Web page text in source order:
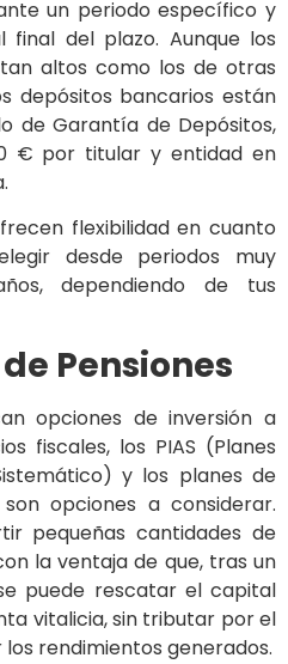
un periodo específico y
final del plazo. Aunque los
altos como los de otras
depósitos bancarios están
de Garantía de Depósitos,
€ por titular y entidad en
flexibilidad en cuanto
desde periodos muy
dependiendo de tus
Pensiones
opciones de inversión a
fiscales, los PIAS (Planes
y los planes de
opciones a considerar.
pequeñas cantidades de
la ventaja de que, tras un
puede rescatar el capital
vitalicia, sin tributar por el
rendimientos generados.